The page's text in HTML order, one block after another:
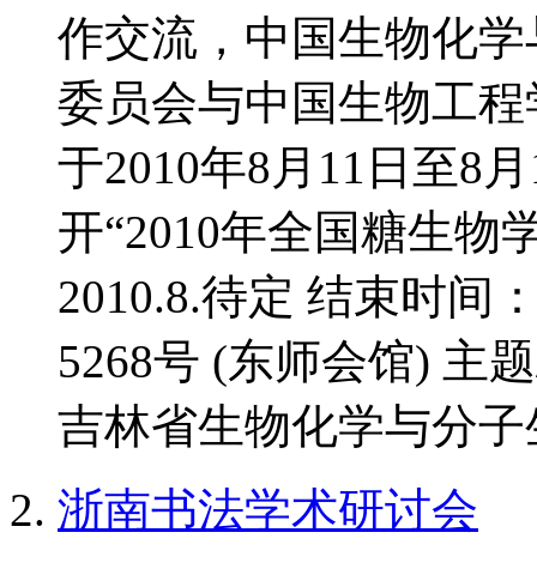
作交流，中国生物化
委员会与中国生物工
于2010年8月11日至8
开“2010年全国糖生物
2010.8.待定 结束时间
5268号 (东师会馆) 主
吉林省生物化学与分
浙南书法学术研讨会